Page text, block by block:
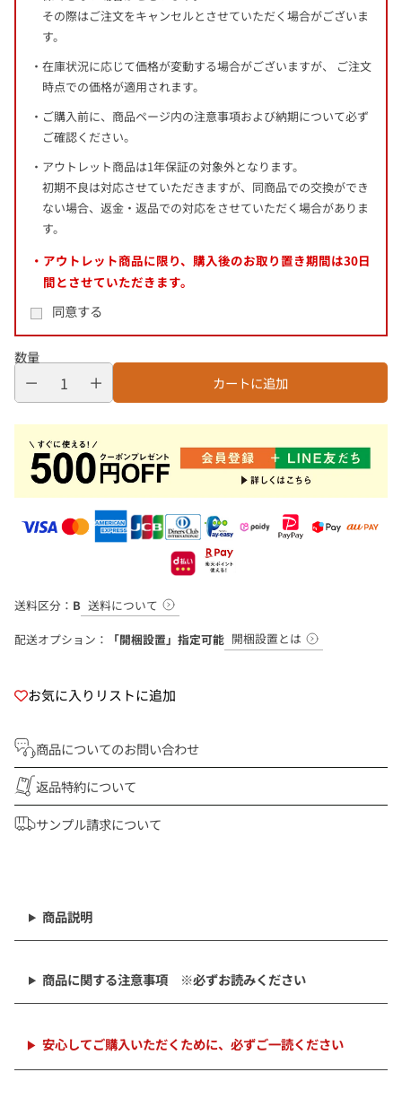
その際はご注文をキャンセルとさせていただく場合がございま
す。
在庫状況に応じて価格が変動する場合がございますが、 ご注文
時点での価格が適用されます。
ご購入前に、商品ページ内の注意事項および納期について必ず
ご確認ください。
アウトレット商品は1年保証の対象外となります。
初期不良は対応させていただきますが、同商品での交換ができ
ない場合、返金・返品での対応をさせていただく場合がありま
す。
アウトレット商品に限り、購入後のお取り置き期間は30日
間とさせていただきます。
同意する
数量
カートに追加
送料区分： B 送料について
配送オプション： 「開梱設置」指定可能 開梱設置とは
お気に入りリストに追加
商品についてのお問い合わせ
返品特約について
サンプル請求について
追
商品説明
商品に関する注意事項 ※必ずお読みください
安心してご購入いただくために、必ずご一読ください